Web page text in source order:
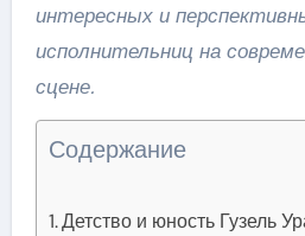
интересных и
исполнительниц на
сцене.
Содержание
Детство и юность Гузель